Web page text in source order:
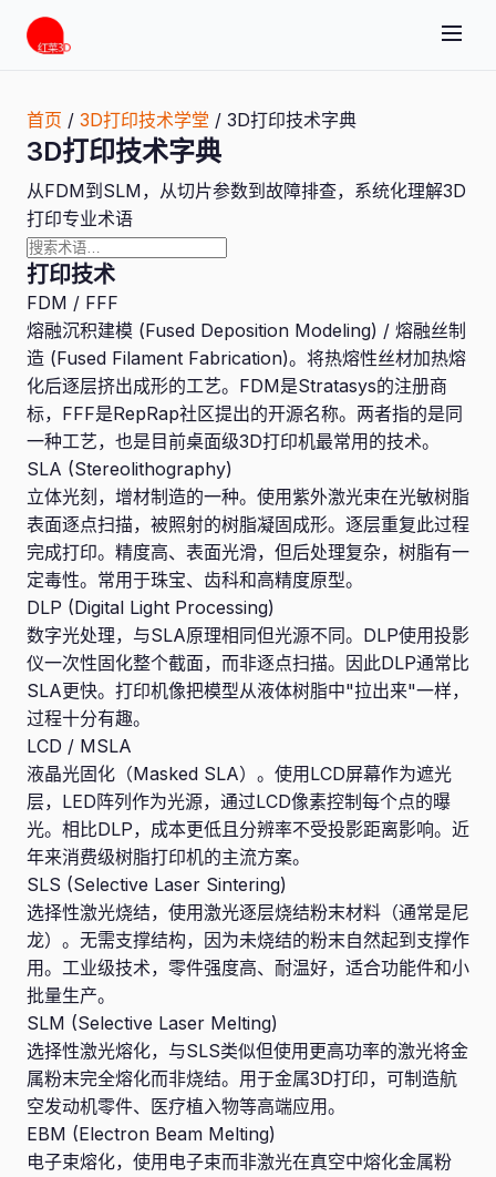
首页 / 3D打印技术学堂 / 3D打印技术字典
3D打印技术字典
从FDM到SLM，从切片参数到故障排查，系统化理解3D
打印专业术语
打印技术
FDM / FFF
熔融沉积建模 (Fused Deposition Modeling) / 熔融丝制
造 (Fused Filament Fabrication)。将热熔性丝材加热熔
化后逐层挤出成形的工艺。FDM是Stratasys的注册商
标，FFF是RepRap社区提出的开源名称。两者指的是同
一种工艺，也是目前桌面级3D打印机最常用的技术。
SLA (Stereolithography)
立体光刻，增材制造的一种。使用紫外激光束在光敏树脂
表面逐点扫描，被照射的树脂凝固成形。逐层重复此过程
完成打印。精度高、表面光滑，但后处理复杂，树脂有一
定毒性。常用于珠宝、齿科和高精度原型。
DLP (Digital Light Processing)
数字光处理，与SLA原理相同但光源不同。DLP使用投影
仪一次性固化整个截面，而非逐点扫描。因此DLP通常比
SLA更快。打印机像把模型从液体树脂中"拉出来"一样，
过程十分有趣。
LCD / MSLA
液晶光固化（Masked SLA）。使用LCD屏幕作为遮光
层，LED阵列作为光源，通过LCD像素控制每个点的曝
光。相比DLP，成本更低且分辨率不受投影距离影响。近
年来消费级树脂打印机的主流方案。
SLS (Selective Laser Sintering)
选择性激光烧结，使用激光逐层烧结粉末材料（通常是尼
龙）。无需支撑结构，因为未烧结的粉末自然起到支撑作
用。工业级技术，零件强度高、耐温好，适合功能件和小
批量生产。
SLM (Selective Laser Melting)
选择性激光熔化，与SLS类似但使用更高功率的激光将金
属粉末完全熔化而非烧结。用于金属3D打印，可制造航
空发动机零件、医疗植入物等高端应用。
EBM (Electron Beam Melting)
电子束熔化，使用电子束而非激光在真空中熔化金属粉